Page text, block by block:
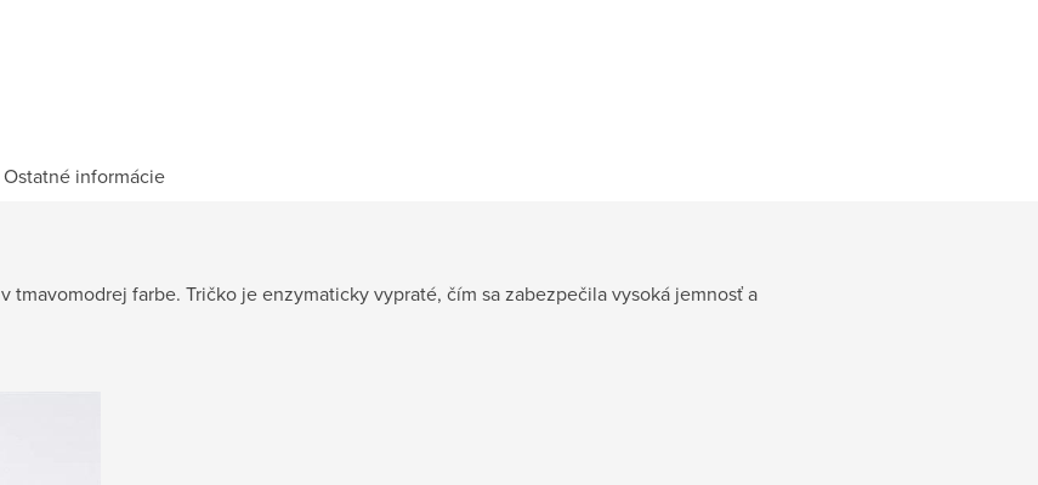
Ostatné informácie
v tmavomodrej farbe. Tričko je enzymaticky vypraté, čím sa zabezpečila vysoká jemnosť a